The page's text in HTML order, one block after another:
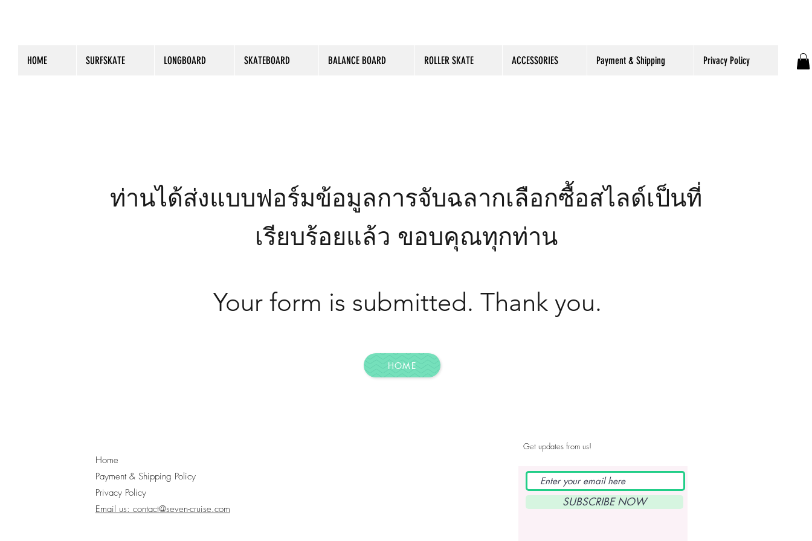
HOME SURFSKATE LONGBOARD SKATEBOARD BALANCE BOARD ROLLER SKATE ACCESSORIES Payment & Shipping Privacy Policy
ท่านได้ส่งแบบฟอร์มข้อมูลการจับฉลากเลือกซื้อสไลด์เป็นที่
เรียบร้อยแล้ว ขอบคุณทุกท่าน
​Your form is submitted. Thank you.
HOME
Get updates from us!
Home
Payment & Shipping Policy
Privacy Policy
Email us: contact@seven-cruise.com
SUBSCRIBE NOW